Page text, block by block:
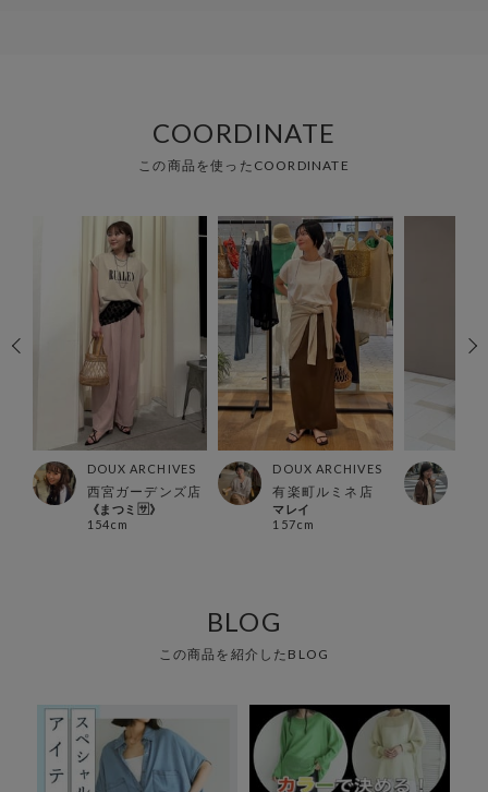
COORDINATE
この商品を使ったCOORDINATE
DOUX ARCHIVES
西宮ガーデンズ店
《まつミ🈂️》
154cm
DOUX ARCHIVES
有楽町ルミネ店
マレイ
157cm
BLOG
この商品を紹介したBLOG